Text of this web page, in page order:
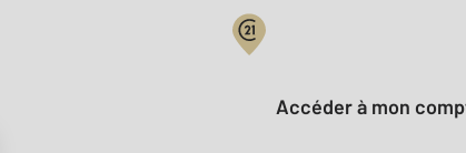
Votre compte :
Accéder à mon